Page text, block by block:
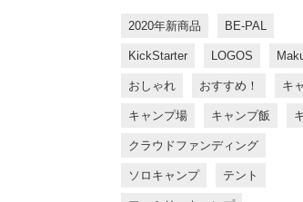
2020年新商品 BE-PAL
KickStarter LOGOS
おしゃれ おすすめ！ キ
キャンプ場 キャンプ飯
クラウドファンディング
ソロキャンプ テント